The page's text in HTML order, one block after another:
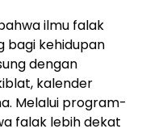
ilmu falak
bagi kehidupan
dengan
kalender
Melalui program-
falak lebih dekat